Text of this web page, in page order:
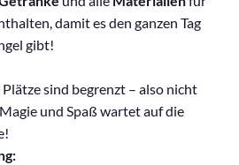
damit es den ganzen Tag
gibt!
Plätze sind begrenzt – also nicht
und Spaß wartet auf die